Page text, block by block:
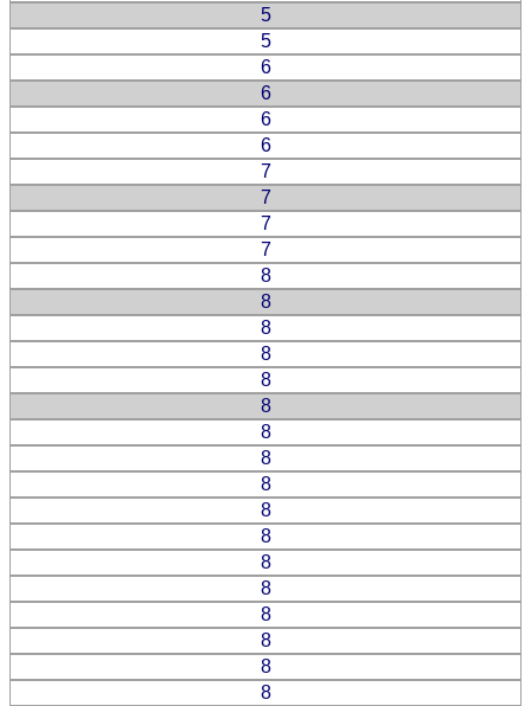
5
5
6
6
6
6
7
7
7
7
8
8
8
8
8
8
8
8
8
8
8
8
8
8
8
8
8